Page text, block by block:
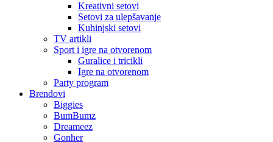
Kreativni setovi
Setovi za ulepšavanje
Kuhinjski setovi
TV artikli
Sport i igre na otvorenom
Guralice i tricikli
Igre na otvorenom
Party program
Brendovi
Biggies
BumBumz
Dreameez
Gonher